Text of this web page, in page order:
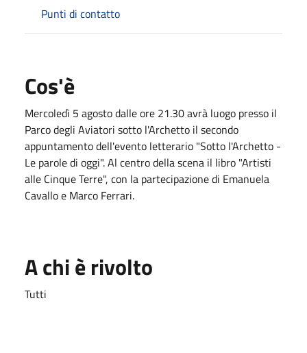
Punti di contatto
Cos'è
Mercoledì 5 agosto dalle ore 21.30 avrà luogo presso il
Parco degli Aviatori sotto l'Archetto il secondo
appuntamento dell'evento letterario "Sotto l'Archetto -
Le parole di oggi". Al centro della scena il libro "Artisti
alle Cinque Terre", con la partecipazione di Emanuela
Cavallo e Marco Ferrari.
A chi è rivolto
Tutti